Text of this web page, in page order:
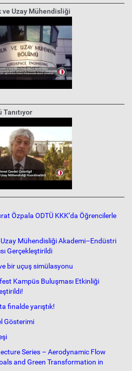
ve Uzay Mühendisliği
Özpala ODTÜ KKK’da Öğrencilerle
Uzay Mühendisliği Akademi–Endüstri
Gerçekleştirildi
bir uçuş simülasyonu
Kampüs Buluşması Etkinliği
finalde yarıştık!
Gösterimi
Series – Aerodynamic Flow
and Green Transformation in